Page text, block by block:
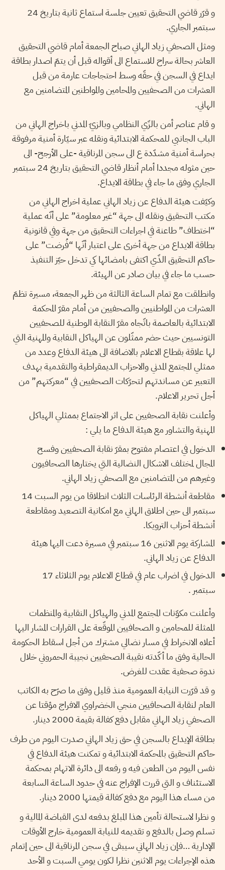
و قرّر قاضي التحقيق تعيين جلسة استماع ثانية بتاريخ 24
سبتمبر الجاري.
ومثل الصحفي زياد الهاني صباح الجمعة أمام قاضي التحقيق
العاشر بحالة سراح للاستماع الى أقواله قبل أن يتمّ اصدار بطاقة
ايداع في السجن في حقّه وسط احتجاجات عارمة من قبل
العشرات من الصحفيين والمحامين والمواطنين المتضامنين مع
الهاني.
و قام عناصر أمن بالزّي النظامي وبالزيّ المدني باخراج الهاني من
الباب الجانبي للمحكمة الابتدائية ونقله عبر سيّارة أمنية مرفوقة
بحراسة أمنية مشدّدة ع الى سجن المرناقية -على الأرجح- الى
حين مثوله مجددا أمام أنظار قاضي التحقيق بتاريخ 24 سبتمبر
الجاري وفق ما جاء في بطاقة الايداع.
وكيّفت هيئة الدفاع عن زياد الهاني عملية اخراج الهاني من
مكتب التحقيق ونقله الى جهة “غير معلومة” على أنّه عملية
“اختطاف” طاعنة في اجراءات التحقيق من جهة وفي قانونية
بطاقة الايداع من جهة أخرى على اعتبار أنّها “فُرضت” على
حاكم التحقيق الذّي اكتفى بامضائها كي تدخل حيّز التنفيذ
حسب ما جاء في بيان صادر عن الهيئة.
وانطلقت مع تمام الساعة الثالثة من ظهر الجمعة، مسيرة تظمّ
العشرات من المواطنيين والصحفيين من أمام مقرّ المحكمة
الابتدائية بالعاصمة باتّجاه مقرّ النقابة الوطنية للصحفيين
التونسيين حيث حضر ممثّلون عن الهياكل النقابية والمهنية التي
لها علاقة بقطاع الاعلام بالاضافة الى هيئة الدفاع وعدد من
ممثلي المجتمع المدني والاحزاب الديمقراطية والتقدمية بهدف
التعبير عن مساندتهم لتحرّكات الصحفيين في “معركتهم” من
أجل تحرير الاعلام.
وأعلنت نقابة الصحفيين على اثر الاجتماع بممثلي الهياكل
المهنية والتشاور مع هيئة الدفاع ما يلي :
الدخول في اعتصام مفتوح بمقرّ نقابة الصحفيين وفسح
المجال لمختلف الاشكال النضالية التي يختارها الصحافيون
وغيرهم من المتضامنين مع الصحفي زياد الهاني.
مقاطعة أنشطة الرئاسات الثلاث انطلاقا من يوم السبت 14
سبتمبر الى حين اطلاق الهاني مع امكانية التصعيد ومقاطعة
أنشطة أحزاب الترويكا.
المشاركة يوم الاثنين 16 سبتمبر في مسيرة دعت اليها هيئة
الدفاع عن زياد الهاني.
الدخول في اضراب عام في قطاع الاعلام يوم الثلاثاء 17
سبتمبر .
وأعلنت مكوّنات المجتمع المدني والهياكل النقابية والمنظمات
الممثلة للمحامين و الصحافيين الموقّعة على القرارات المشار اليها
أعلاه الانخراط في مسار نضالي مشترك من أجل اسقاط الحكومة
الحالية وفق ما أكّدته نقيبة الصحفيين نجيبة الحمروني خلال
ندوة صحفية عقدت للغرض.
و قد قرّرت النيابة العمومية منذ قليل وفق ما صرّح به الكاتب
العام لنقابة الصحافيين منجي الخضراوي الافراج مؤقتا عن
الصحفي زياد الهاني مقابل دفع كفالة بقيمة 2000 دينار.
بطاقة الإيداع بالسجن في حق زياد الهاني صدرت اليوم من طرف
حاكم التحقيق بالمحكمة الابتدائية و تمكنت هيئة الدفاع في
نفس اليوم من الطعن فيه و رفعه الى دائرة الاتهام بمحكمة
الاستئناف و التي قررت الإفراج عنه في حدود الساعة السابعة
من مساء هذا اليوم مع دفع كفالة قيمتها 2000 دينار.
و نظرا لاستحالة تأمين هذا المبلغ بدفعه لدى القباضة المالية و
تسلم وصل بالدفع و تقديمه للنيابة العمومية خارج الأوقات
الإدارية …فإن زياد الهاني سيبقى في سجن المرناقية الى حين إتمام
هذه الإجراءات يوم الاثنين نظرا لكون يومي السبت و الأحد